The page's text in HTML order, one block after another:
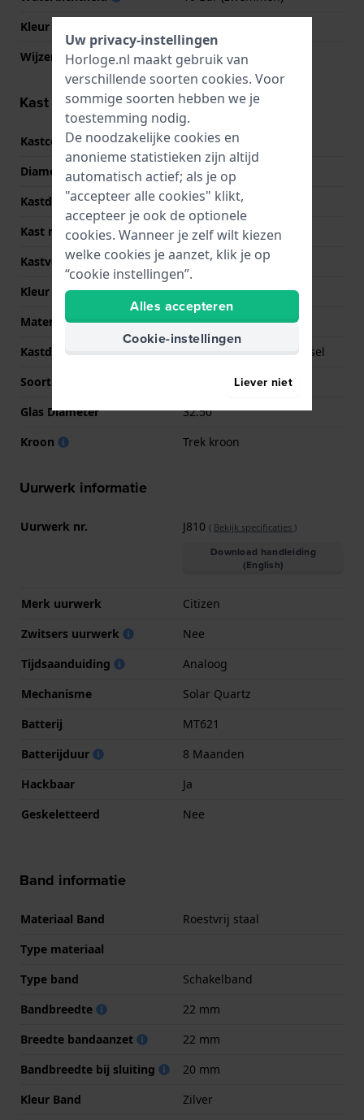
Kleur wijzerplaat
Wijzer kleuren (u,m,s)
Wit, Wit, Wit
Kast informatie
Kastcode
00C7D01
Diameter
40 mm
Kastdikte
10 mm
Kast materiaal
Roestvrij staal
Kastvorm
Rond
Kleur kast
Zilver
Materiaal kastdeksel
Roestvrij staal
Kastdeksel
Geschroefde achterdeksel
Soort glas
Glas Diameter
32.50
Kroon
Trek kroon
Uurwerk informatie
Uurwerk nr. J810 ( Bekijk specificaties )
Download handleiding
(English)
Merk uurwerk
Citizen
Zwitsers uurwerk
Nee
Tijdsaanduiding
Analoog
Mechanisme
Solar Quartz
Batterij
MT621
Batterijduur
8 Maanden
Hackbaar
Ja
Geskeletteerd
Nee
Band informatie
Materiaal Band
Roestvrij staal
Type materiaal
Type band
Schakelband
Bandbreedte
22 mm
Breedte bandaanzet
22 mm
Bandbreedte bij sluiting
20 mm
Kleur Band
Zilver
Uw privacy-instellingen
Horloge.nl maakt gebruik van
verschillende soorten cookies. Voor
sommige soorten hebben we je
toestemming nodig.
De noodzakelijke cookies en
anonieme statistieken zijn altijd
automatisch actief; als je op
"accepteer alle cookies" klikt,
accepteer je ook de optionele
cookies. Wanneer je zelf wilt kiezen
welke cookies je aanzet, klik je op
“cookie instellingen”.
Alles accepteren
Cookie-instellingen
Liever niet